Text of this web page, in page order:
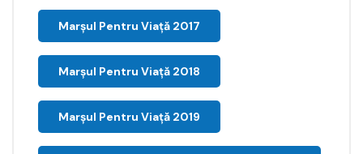
Marșul Pentru Viață 2017
Marșul Pentru Viață 2018
Marșul Pentru Viață 2019